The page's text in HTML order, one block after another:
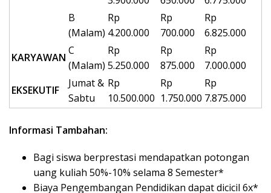
B
(Malam)
Rp
4.200.000
Rp
700.000
Rp
6.825.000
KARYAWAN
C
(Malam)
Rp
5.250.000
Rp
875.000
Rp
7.000.000
EKSEKUTIF
Jumat &
Sabtu
Rp
10.500.000
Rp
1.750.000
Rp
7.875.000
Informasi Tambahan:
Bagi siswa berprestasi mendapatkan potongan
uang kuliah 50%-10% selama 8 Semester*
Biaya Pengembangan Pendidikan dapat dicicil 6x*